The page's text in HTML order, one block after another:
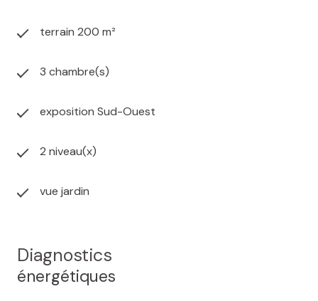
terrain 200 m²
3 chambre(s)
exposition Sud-Ouest
2 niveau(x)
vue jardin
Diagnostics
énergétiques